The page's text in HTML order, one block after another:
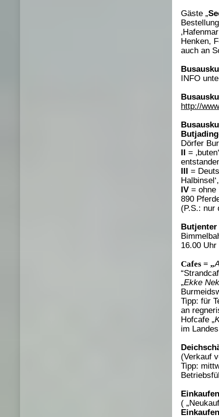
Gäste „
Henken,
auch an
INFO
http://
Dörfer
II =
III =
IV = ohne
890
(P.S.: nur
Butjenter
16.00
Cafes = „
„Ekke
Tipp: für
an
Hofcafe „
im
(Verkauf
Tipp:
(